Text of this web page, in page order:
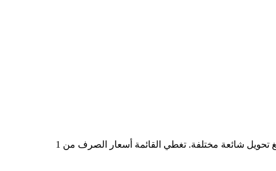
في الجدول أعلاه، ستجد مخططًا شاملًا لبيانات تحويل العملات من SPCXON إلى CAD، يُظهر علاقة قيمة الدولار الأمريكي بمبالغ تحويل شائعة مختلفة. تغطي القائمة أسعار الصرف من 1